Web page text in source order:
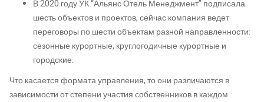
В 2020 году УК “Альянс Отель Менеджмент” подписала
шесть объектов и проектов, сейчас компания ведет
переговоры по шести объектам разной направленности:
сезонные курортные, круглогодичные курортные и
городские.
Что касается формата управления, то они различаются в
зависимости от степени участия собственников в каждом